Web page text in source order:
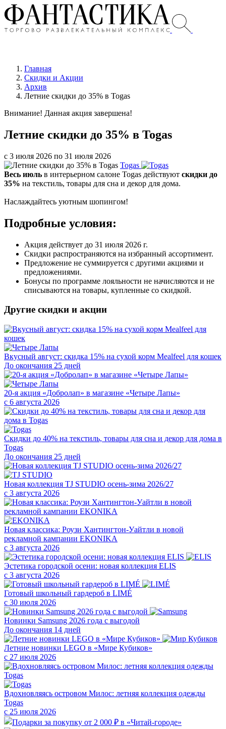
Главная
Скидки и Акции
Архив
Летние скидки до 35% в Togas
Внимание! Данная акция завершена!
Летние скидки до 35% в Togas
с 3 июля 2026 по 31 июля 2026
Togas
Весь июль в интерьерном салоне Togas действуют скидки до
35% на текстиль, товары для сна и декор для дома.
Наслаждайтесь уютным шопингом!
Подробные условия:
Акция действует до 31 июля 2026 г.
Скидки распространяются на избранный ассортимент.
Предложение не суммируется с другими акциями и
предложениями.
Бонусы по программе лояльности не начисляются и не
списываются на товары, купленные со скидкой.
Другие скидки и акции
Вкусный август: скидка 15% на сухой корм Mealfeel для кошек
До окончания 25 дней
20-я акция «Добролап» в магазине «Четыре Лапы»
с 6 августа 2026
Скидки до 40% на текстиль, товары для сна и декор для дома в
Togas
До окончания 25 дней
Новая коллекция TJ STUDIO осень-зима 2026/27
с 3 августа 2026
Новая классика: Роузи Хантингтон-Уайтли в новой
рекламной кампании EKONIKA
с 3 августа 2026
Эстетика городской осени: новая коллекция ELIS
с 3 августа 2026
Готовый школьный гардероб в LIMÉ
с 30 июля 2026
Новинки Samsung 2026 года с выгодой
До окончания 14 дней
Летние новинки LEGO в «Мире Кубиков»
с 27 июля 2026
Вдохновляясь островом Милос: летняя коллекция одежды
Togas
с 25 июля 2026